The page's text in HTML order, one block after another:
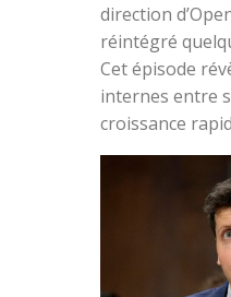
direction
réintégré
Cet épisode
internes entre
croissance